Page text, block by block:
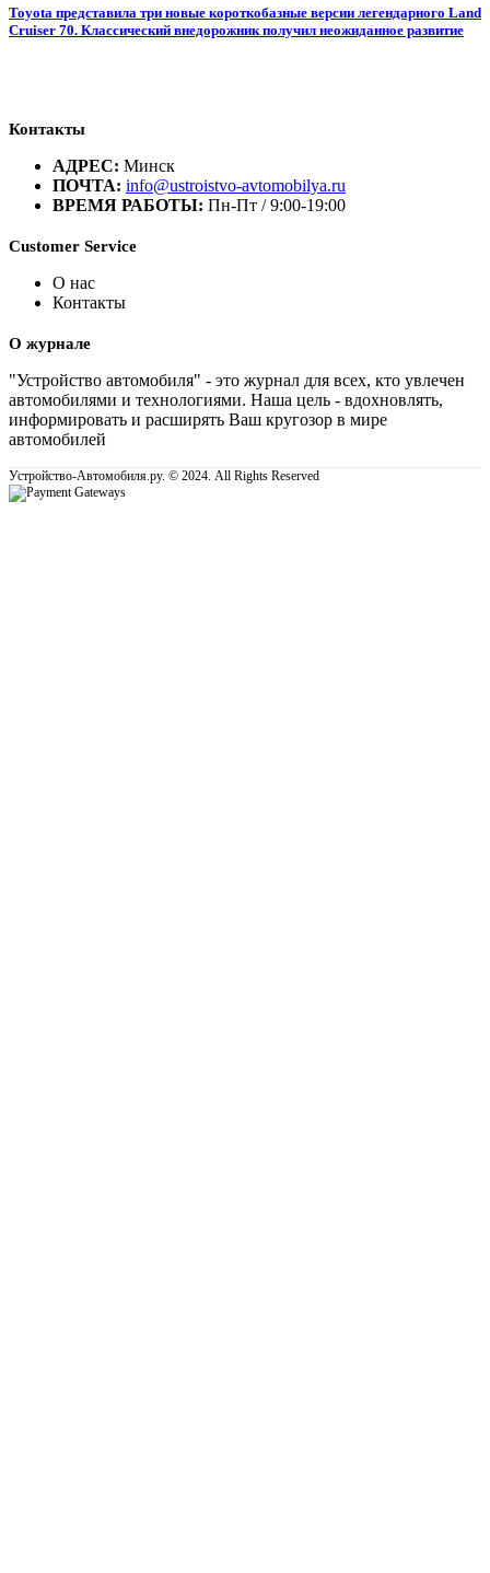
Toyota представила три новые короткобазные версии легендарного Land
Cruiser 70. Классический внедорожник получил неожиданное развитие
Контакты
АДРЕС: Минск
ПОЧТА: info@ustroistvo-avtomobilya.ru
ВРЕМЯ РАБОТЫ: Пн-Пт / 9:00-19:00
Customer Service
О нас
Контакты
О журнале
"Устройство автомобиля" - это журнал для всех, кто увлечен
автомобилями и технологиями. Наша цель - вдохновлять,
информировать и расширять Ваш кругозор в мире
автомобилей
Устройство-Автомобиля.ру. © 2024. All Rights Reserved